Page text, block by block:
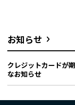
お知らせ
クレジットカードが
なお知らせ